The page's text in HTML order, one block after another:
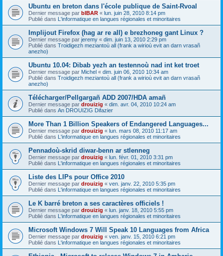
Ubuntu en breton dans l'école publique de Saint-Rvoal
Dernier message par bIBAR « lun. juin 28, 2010 8:14 pm
Publié dans L'informatique en langues régionales et minoritaires
Implijout Firefox (hag ar re all) e brezhoneg gant Linux ?
Dernier message par jeremy « dim. juin 13, 2010 2:29 pm
Publié dans Troidigezh meziantoù all (frank a wirioù evit an darn vrasañ
anezho)
Ubuntu 10.04: Dibab yezh an testennoù nad int ket troet
Dernier message par Michel « dim. juin 06, 2010 10:34 am
Publié dans Troidigezh meziantoù all (frank a wirioù evit an darn vrasañ
anezho)
Télécharger/Pellgargañ ADD 2007/HDA amañ
Dernier message par drouizig « dim. avr. 04, 2010 10:24 am
Publié dans An DROUIZIG Difazier
More Than 1 Billion Speakers of Endangered Languages...
Dernier message par drouizig « lun. mars 08, 2010 11:17 am
Publié dans L'informatique en langues régionales et minoritaires
Pennadoù-skrid diwar-benn ar stlenneg
Dernier message par drouizig « lun. févr. 01, 2010 3:31 pm
Publié dans L'informatique en langues régionales et minoritaires
Liste des LIPs pour Office 2010
Dernier message par drouizig « ven. janv. 22, 2010 5:35 pm
Publié dans L'informatique en langues régionales et minoritaires
Le K barré breton a ses caractères officiels !
Dernier message par drouizig « lun. janv. 18, 2010 5:55 pm
Publié dans L'informatique en langues régionales et minoritaires
Microsoft Windows 7 Will Speak 10 Languages from Africa
Dernier message par drouizig « ven. janv. 15, 2010 6:21 pm
Publié dans L'informatique en langues régionales et minoritaires